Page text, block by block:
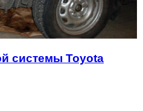
системы Toyota